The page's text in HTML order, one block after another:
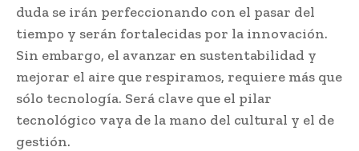
duda se irán perfeccionando con el pasar del
tiempo y serán fortalecidas por la innovación.
Sin embargo, el avanzar en sustentabilidad y
mejorar el aire que respiramos, requiere más que
sólo tecnología. Será clave que el pilar
tecnológico vaya de la mano del cultural y el de
gestión.